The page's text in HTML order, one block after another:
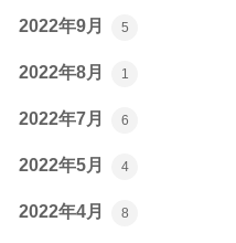
2022年9月 5
2022年8月 1
2022年7月 6
2022年5月 4
2022年4月 8